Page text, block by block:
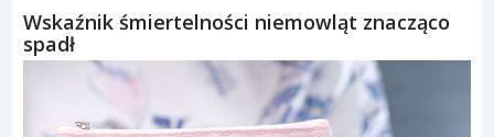
Wskaźnik śmiertelności niemowląt znacząco
spadł